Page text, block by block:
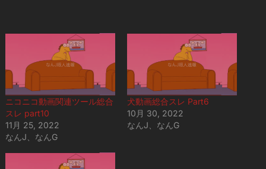
み
ニコニコ動画関連ツール総合
スレ part10
11月 25, 2022
なんJ、なんG
犬動画総合スレ Part6
10月 30, 2022
なんJ、なんG